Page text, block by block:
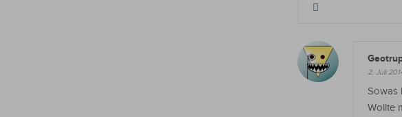
2. Juli
Sowas
Wollte